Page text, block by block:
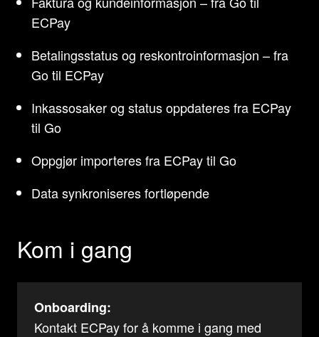
ECPay
Betalingsstatus og reskontroinformasjon – fra
Go til ECPay
Inkassosaker og status oppdateres fra ECPay
til Go
Oppgjør importeres fra ECPay til Go
Data synkroniseres fortløpende
Kom i gang
Onboarding:
Kontakt ECPayfor å komme i gang med